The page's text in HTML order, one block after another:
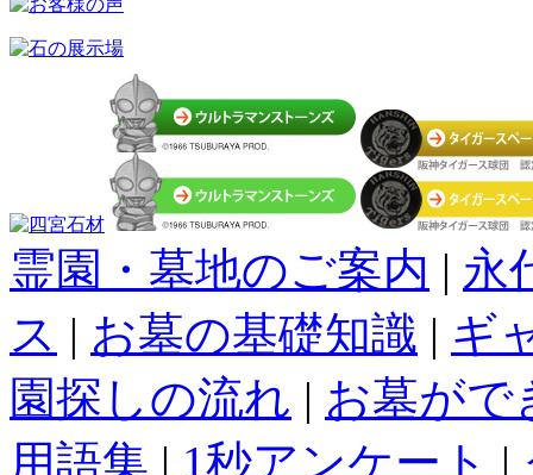
霊園・墓地のご案内 | 永
ス | お墓の基礎知識 | ギ
園探しの流れ | お墓がで
用語集 | 1秒アンケート |